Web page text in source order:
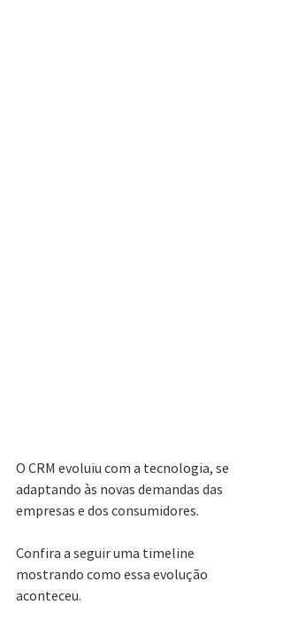
O CRM evoluiu com a tecnologia, se
adaptando às novas demandas das
empresas e dos consumidores.
Confira a seguir uma timeline
mostrando como essa evolução
aconteceu.